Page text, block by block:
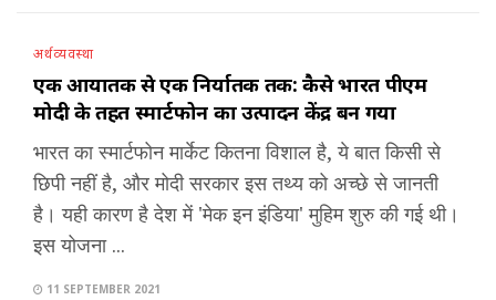
अर्थव्यवस्था
एक आयातक से एक निर्यातक तक: कैसे भारत पीएम
मोदी के तहत स्मार्टफोन का उत्पादन केंद्र बन गया
भारत का स्मार्टफोन मार्केट कितना विशाल है, ये बात किसी से
छिपी नहीं है, और मोदी सरकार इस तथ्य को अच्छे से जानती
है। यही कारण है देश में 'मेक इन इंडिया' मुहिम शुरु की गई थी।
इस योजना ...
11 SEPTEMBER 2021